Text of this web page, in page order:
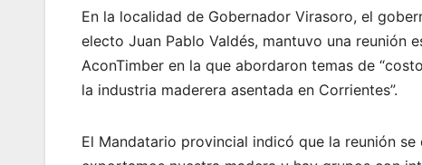
En la localidad de Gobernador Virasoro, el
electo Juan Pablo Valdés, mantuvo una reunión
AconTimber en la que abordaron temas de
la industria maderera asentada en Corrientes”.
El Mandatario provincial indicó que la reunión